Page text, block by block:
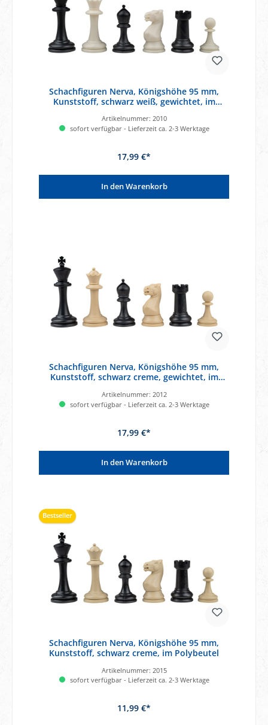
Schachfiguren Nerva, Königshöhe 95 mm,
Kunststoff, schwarz weiß, gewichtet, im
Artikelnummer: 2010
sofort verfügbar - Lieferzeit ca. 2-3 Werktage
17,99 €*
In den Warenkorb
Schachfiguren Nerva, Königshöhe 95 mm,
Kunststoff, schwarz creme, gewichtet, im
Artikelnummer: 2012
sofort verfügbar - Lieferzeit ca. 2-3 Werktage
17,99 €*
In den Warenkorb
Bestseller
Schachfiguren Nerva, Königshöhe 95 mm,
Kunststoff, schwarz creme, im Polybeutel
Artikelnummer: 2015
sofort verfügbar - Lieferzeit ca. 2-3 Werktage
11,99 €*